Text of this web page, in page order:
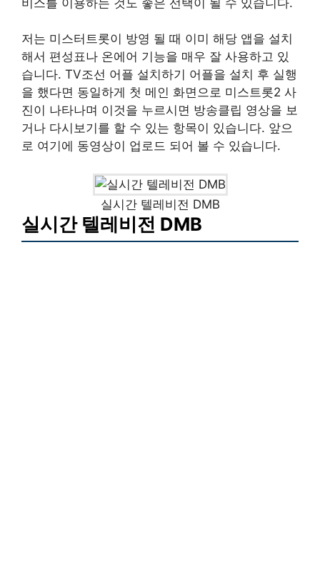
저는 미스터트롯이 방영 될 때 이미 해당 앱을 설치
해서 편성표나 온에어 기능을 매우 잘 사용하고 있
습니다. TV조선 어플 설치하기 어플을 설치 후 실행
을 했다면 동일하게 첫 메인 화면으로 미스트롯2 사
진이 나타나며 이것을 누르시면 방송클립 영상을 보
거나 다시보기를 할 수 있는 항목이 있습니다. 앞으
로 여기에 동영상이 업로드 되어 볼 수 있습니다.
실시간 텔레비전 DMB
실시간 텔레비전 DMB